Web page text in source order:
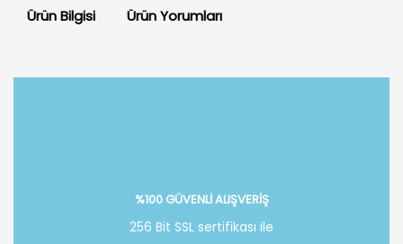
Ürün Bilgisi Ürün Yorumları
%100 GÜVENLİ ALIŞVERİŞ
256 Bit SSL sertifikası ile